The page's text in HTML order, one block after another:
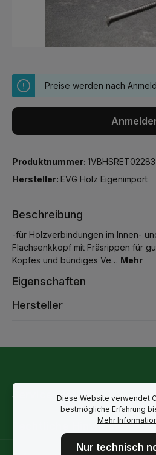
Preise werden nach
Produktnummer:
Hersteller: EVG Holz Eigenimport
Beschreibung
-für Holzverbindungen im Innen-
Flachsenkkopf mit Fräsrippen für
Kopfes und bündiges Ve… Mehr
Eigenschaften
Hersteller
Service-Hotline
Rechtliche Hinweise
Diese Website verwendet
bestmögliche Erfahrung
Mehr
Nur technisch